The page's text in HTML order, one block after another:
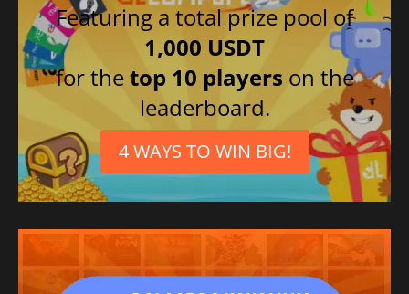
Featuring a total prize pool of
1,000 USDT
for thetop 10 players on the
leaderboard.
4 WAYS TO WIN BIG!